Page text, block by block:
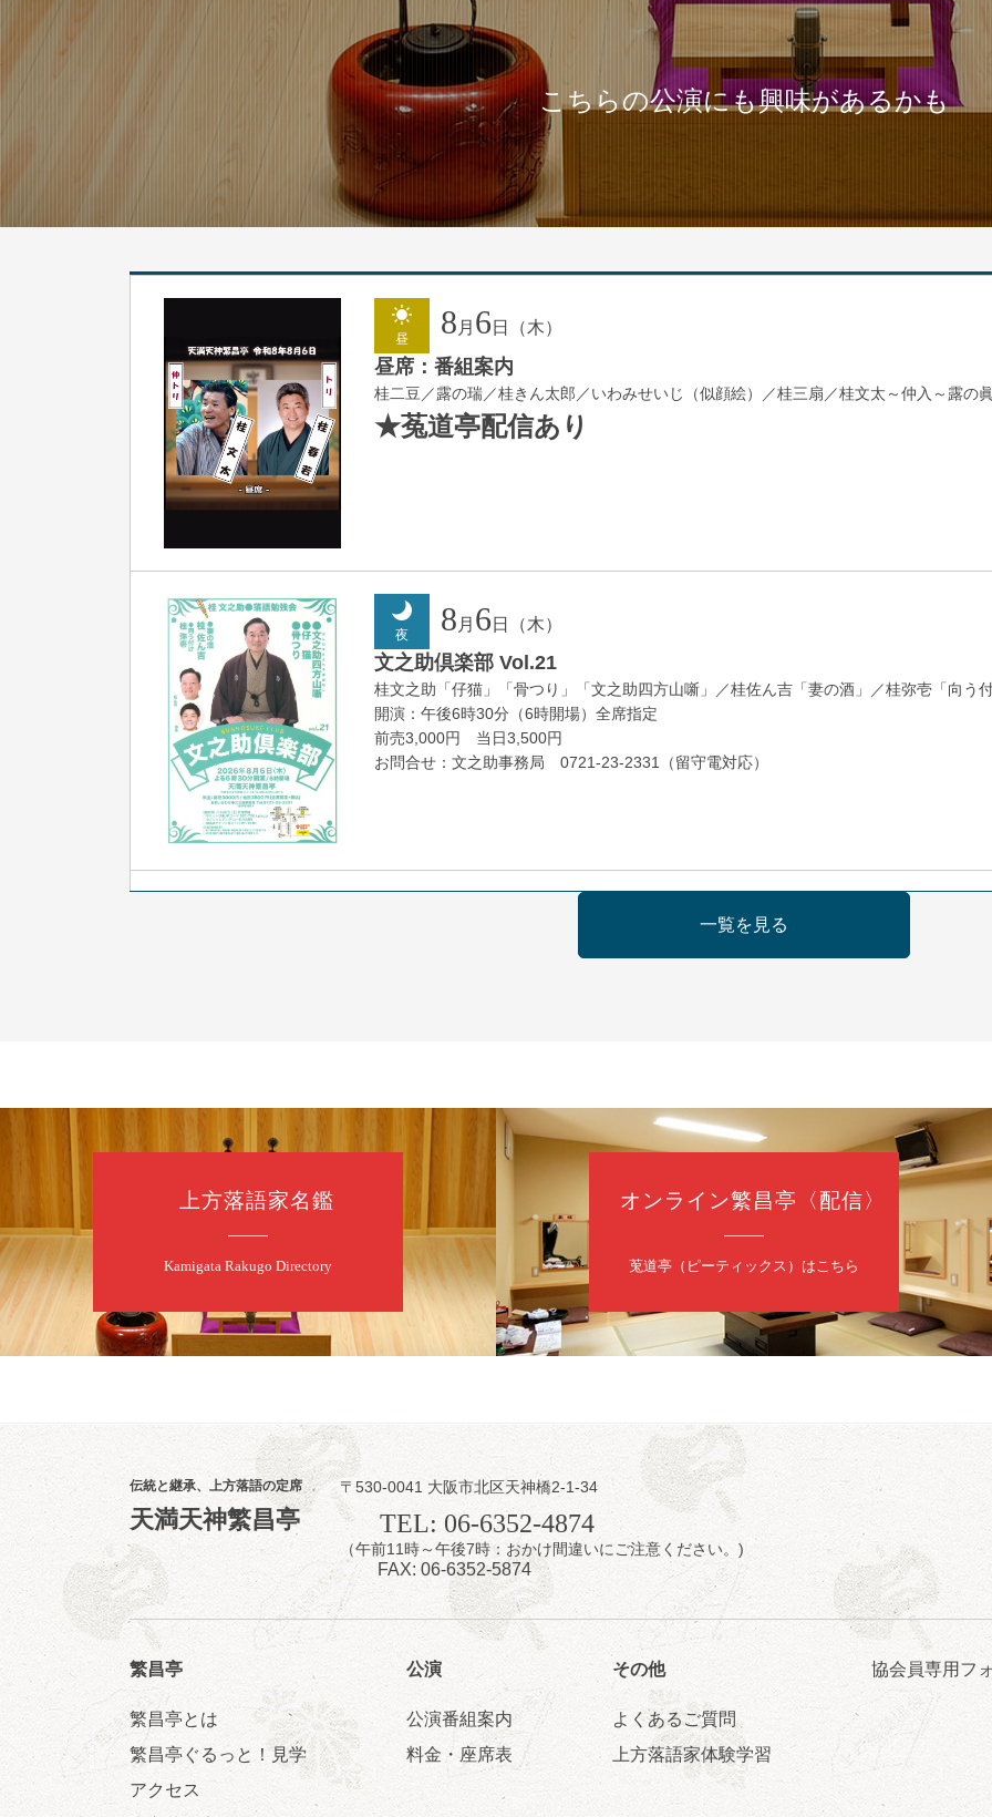
こちらの公演にも興味があるかも
昼 8月 6 日（木）
昼席：番組案内
桂二豆／露の瑞／桂きん太郎／いわみせいじ（似顔絵）／桂三扇／桂文太～仲入～露の
★菟道亭配信あり
夜 8 月 6 日（木）
文之助倶楽部 Vol.21
桂文之助「仔猫」「骨つり」「文之助四方山噺」／桂佐ん吉「妻の酒」／桂弥壱「向う
開演：午後6時30分（6時開場）全席指定
前売3,000円 当日3,500円
お問合せ：文之助事務局 0721-23-2331（留守電対応）
落語と日本舞踊の会 あわよか連 vol 1
昼 7 日（金）
昼席：番組案内
桂二豆／露の瑞／桂きん太郎／いわみせいじ（似顔絵）／笑福亭笑利／桂文太～仲入
★菟道亭 配信あり
夜 8月 7日（金）
噺家が落語と芝居をしてみる会
桂米之助／桂団治郎／桂弥太郎／桂米舞／是常祐美
開演：午後6時30分（6時開場）全席指定
前売3,500円 当日4,000円
お問合せ：米朝事務所 06-6365-8281（平日10時～18時）
★菟道亭配信あり 配信の購入はこちらをクリック
一覧を見る
上方落語家名鑑
Kamigata Rakugo Directory
オンライン繁昌亭〈配信〉
莵道亭（ピーティックス）はこちら
伝統と継承、上方落語の定席
天満天神繁昌亭
〒530-0041 大阪市北区天神橋2-1-34
TEL: 06-6352-4874
（午前11時～午後7時：おかけ間違いにご注意ください。)
FAX: 06-6352-5874
繁昌亭
繁昌亭とは
繁昌亭ぐるっと！見学
アクセス
公演
公演番組案内
料金・座席表
その他
よくあるご質問
上方落語家体験学習
協会員専用フ